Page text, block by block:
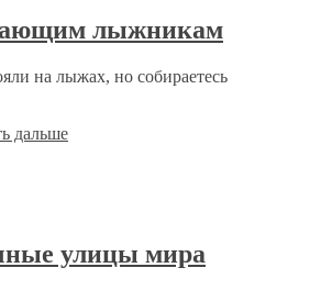
лыжникам
на лыжах, но собираетесь
дальше
улицы мира